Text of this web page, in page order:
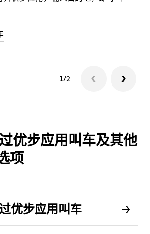
1/2
优步应用叫车及其他
项
优步应用叫车